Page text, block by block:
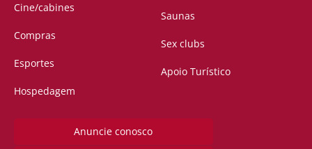
Cine/cabines
Compras
Esportes
Hospedagem
Saunas
Sex clubs
Apoio Turístico
Anuncie conosco